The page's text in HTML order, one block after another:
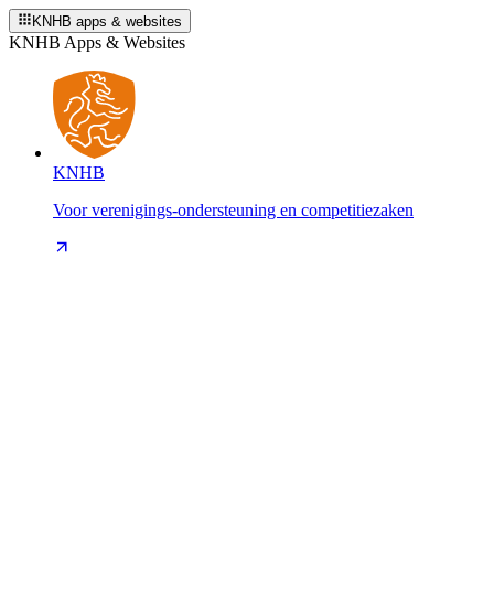
KNHB apps & websites
KNHB Apps & Websites
KNHB
Voor verenigings-ondersteuning en competitiezaken